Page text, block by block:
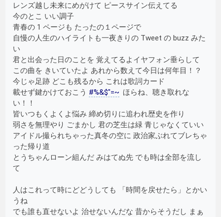
レンズ越し未来にめがけて ピースサイン伝えてる
今のとこ いい調子
青春の 1 ページも たったの１ページで
自慢の人生のハイライトも一夜きりの Tweet の buzz みた
い
君と出会った日のことを 覚えてるよイヤフォン垂らして
この曲を きいていたよ あれから数えて今日は何年目！？
今じゃ足跡 どこも残るから これは歌詞カード
載せず鍵かけておこう #%&$"=~ ほらね、聴き取れな
い！！
皆いつもくよくよ悩み 締め切りに追われ歴史を作り
弱さを無理やり ごまかし 君の芝生は緑 青じゃなくていい
アイドル撮られちゃった真冬の空に 政治家ぶれてブレちゃ
った帰り道
とうちゃんローン組んだ みはてぬ先 でも時は全部を流し
て
人はこれって時にどどうしても 「時間を戻せたら」とかい
うね
でも誰も直せないよ 治せないんだな 昔からそうだし まぁ